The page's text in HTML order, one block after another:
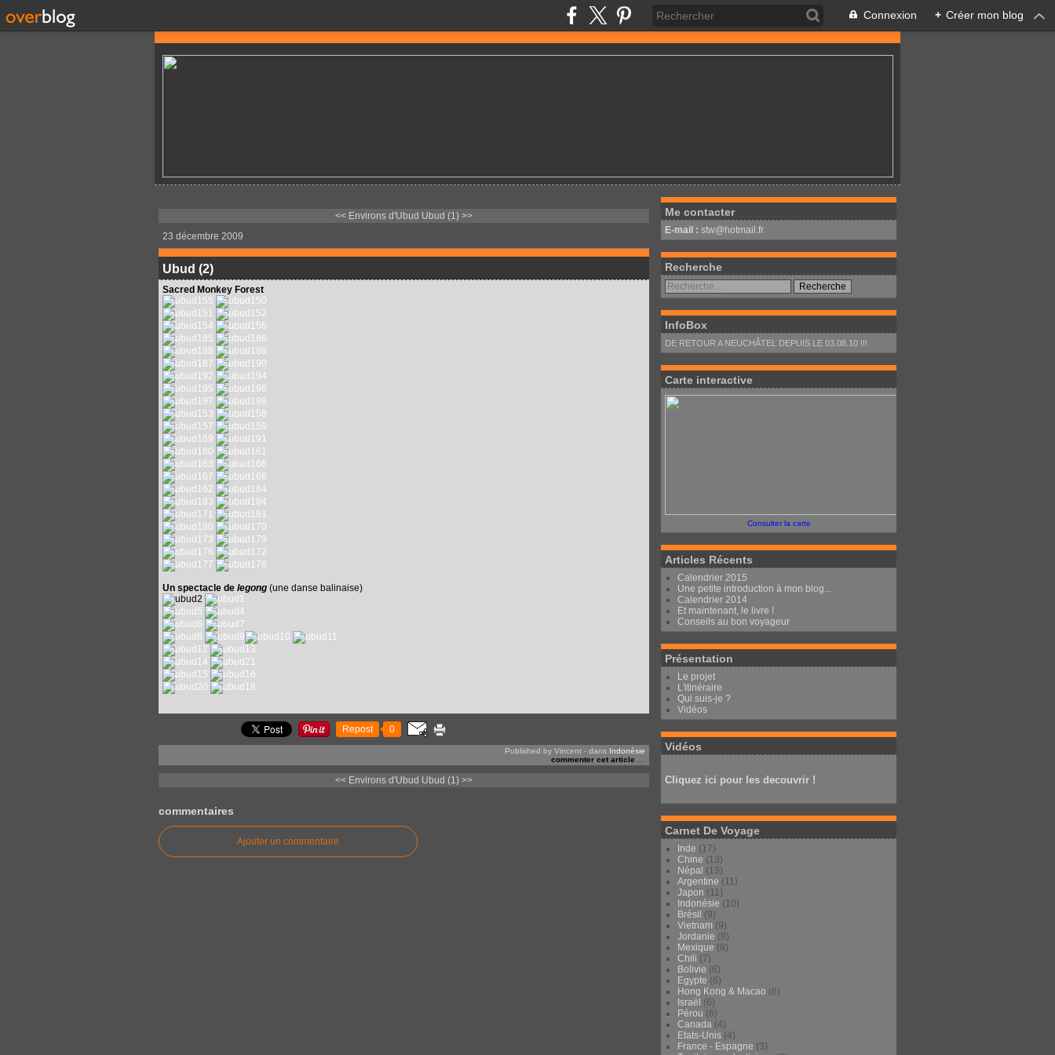
Connexion + Créer mon blog
<< Environs d'Ubud Ubud (1) >>
23 décembre 2009
Ubud (2)
Sacred Monkey Forest
Un spectacle de legong (une danse balinaise)
Repost 0
Published by Vincent - dans Indonésie
commenter cet article
<< Environs d'Ubud Ubud (1) >>
commentaires
Ajouter un commentaire
Me contacter
E-mail : stw@hotmail.fr
Recherche
InfoBox
DE RETOUR A NEUCHÂTEL DEPUIS LE 03.08.10 !!!
Carte interactive
Consulter la carte
Articles Récents
Calendrier 2015
Une petite introduction à mon blog...
Calendrier 2014
Et maintenant, le livre !
Conseils au bon voyageur
Présentation
Le projet
L'itinéraire
Qui suis-je ?
Vidéos
Vidéos
Cliquez ici pour les decouvrir !
Carnet De Voyage
Inde (17)
Chine (13)
Népal (13)
Argentine (11)
Japon (11)
Indonésie (10)
Brésil (9)
Vietnam (9)
Jordanie (8)
Mexique (8)
Chili (7)
Bolivie (6)
Egypte (6)
Hong Kong & Macao (6)
Israël (6)
Pérou (6)
Canada (4)
Etats-Unis (4)
France - Espagne (3)